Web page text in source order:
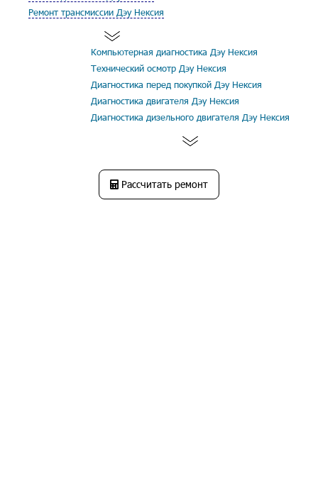
Ремонт трансмиссии Дэу Нексия
Компьютерная диагностика Дэу Нексия
Технический осмотр Дэу Нексия
Диагностика перед покупкой Дэу Нексия
Диагностика двигателя Дэу Нексия
Диагностика дизельного двигателя Дэу Нексия
Рассчитать ремонт